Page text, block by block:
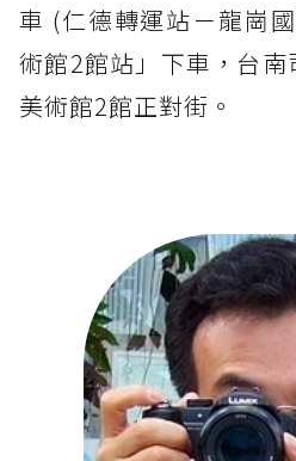
車 (仁德轉運站－龍崗
術館2館站」下車，台
美術館2館正對街。